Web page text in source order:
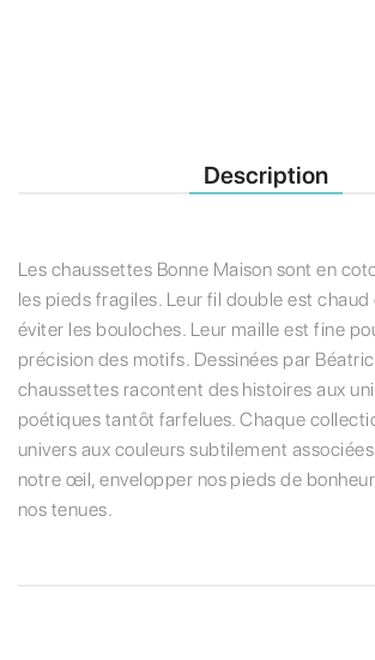
Description
Les chaussettes Bonne Maison sont en
les pieds fragiles. Leur fil double est chaud
éviter les bouloches. Leur maille est fine
précision des motifs. Dessinées par
chaussettes racontent des histoires aux
poétiques tantôt farfelues. Chaque
univers aux couleurs subtilement
notre œil, envelopper nos pieds de
nos tenues.